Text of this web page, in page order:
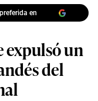
en
expulsó un
del